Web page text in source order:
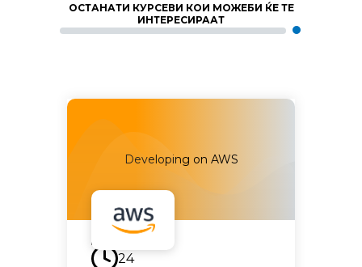
ОСТАНАТИ КУРСЕВИ КОИ МОЖЕБИ ЌЕ ТЕ
ИНТЕРЕСИРААТ
Developing on AWS
Наскоро
24